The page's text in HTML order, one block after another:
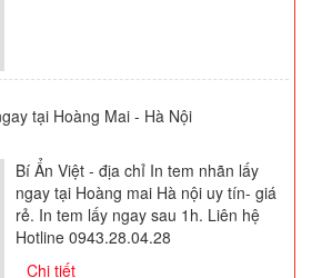
tại Hoàng Mai - Hà Nội
Bí Ẩn Việt - địa chỉ In tem nhãn lấy
ngay tại Hoàng mai Hà nội uy tín- giá
rẻ. In tem lấy ngay sau 1h. Liên hệ
Hotline 0943.28.04.28
Chi tiết